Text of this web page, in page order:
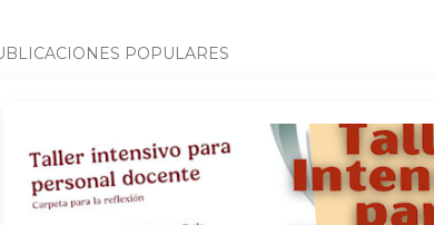
POPULARES